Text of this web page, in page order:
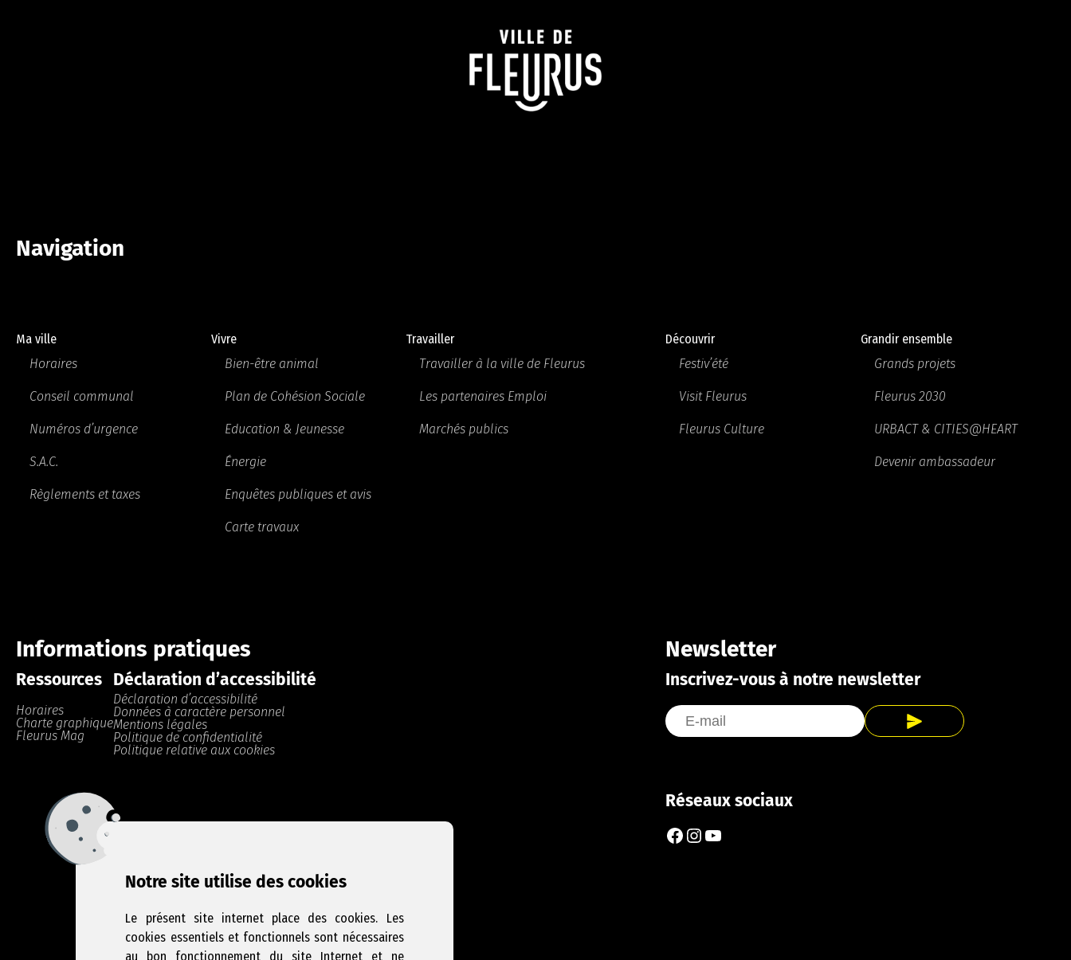
Navigation
Ma ville
Horaires
Conseil communal
Numéros d’urgence
S.A.C.
Règlements et taxes
Vivre
Bien-être animal
Plan de Cohésion Sociale
Education & Jeunesse
Énergie
Enquêtes publiques et avis
Carte travaux
Travailler
Travailler à la ville de Fleurus
Les partenaires Emploi
Marchés publics
Découvrir
Festiv’été
Visit Fleurus
Fleurus Culture
Grandir ensemble
Grands projets
Fleurus 2030
URBACT & CITIES@HEART
Devenir ambassadeur
Informations pratiques
Ressources
Horaires
Charte graphique
Fleurus Mag
Déclaration d’accessibilité
Déclaration d’accessibilité
Données à caractère personnel
Mentions légales
Politique de confidentialité
Politique relative aux cookies
Newsletter
Inscrivez-vous à notre newsletter
Réseaux sociaux
Facebook
Instagram
YouTube
Notre site utilise des cookies
Le présent site internet place des cookies. Les
cookies essentiels et fonctionnels sont nécessaires
au bon fonctionnement du site Internet et ne